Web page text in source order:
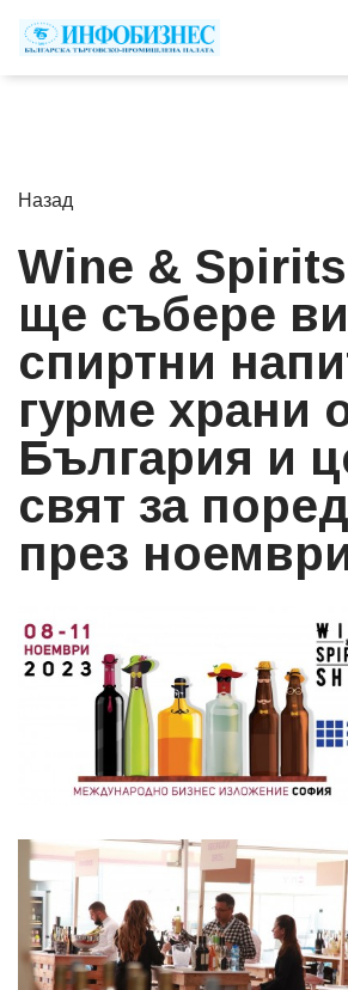
Назад
Wine &
ще събере
спиртни
гурме храни
България и
свят за
през